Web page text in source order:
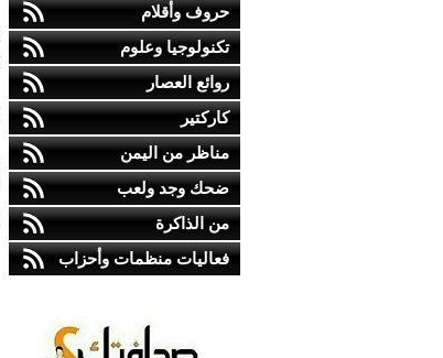
حروف وأقلام
تكنولوجيا وعلوم
روائع العصار
كاركتير
مناظر من اليمن
ضحك وجد ولعب
من الذاكرة
فعاليات منظمات وأحزاب